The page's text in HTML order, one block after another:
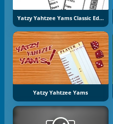
Yatzy Yahtzee Yams Classic Edition
Yatzy Yahtzee Yams